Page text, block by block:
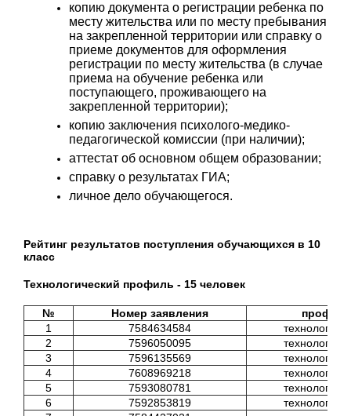
копию документа о регистрации ребенка по
месту жительства или по месту пребывания
на закрепленной территории или справку о
приеме документов для оформления
регистрации по месту жительства (в случае
приема на обучение ребенка или
поступающего, проживающего на
закрепленной территории);
копию заключения психолого-медико-
педагогической комиссии (при наличии);
аттестат об основном общем образовании;
справку о результатах ГИА;
личное дело обучающегося.
Рейтинг результатов поступления обучающихся в 10
класс
Технологический профиль - 15 человек
№ Номер заявления
1
7584634584
2
7596050095
3
7596135569
4
7608969218
5
7593080781
6
7592853819